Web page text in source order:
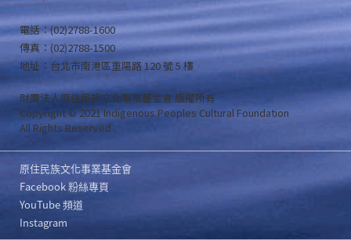
電話：(02)2788-1600
傳真：(02)2788-1500
地址：台北市南港區重陽路 120 號 5 樓
財團法人原住民族文化事業基金會 版權所有
Copyright © 2021 Indigenous Peoples Cultural Foundation
All Rights Reserved .
原住民族文化事業基金會
Facebook 粉絲專頁
YouTube 頻道
Instagram